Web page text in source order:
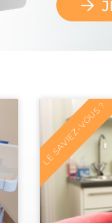
LE SAVIEZ-VOUS ?